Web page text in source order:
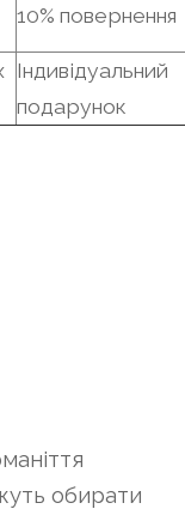
10% повернення
Індивідуальний
подарунок
обирати